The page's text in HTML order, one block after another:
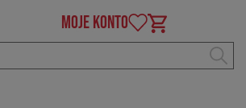
MOJE KONTO